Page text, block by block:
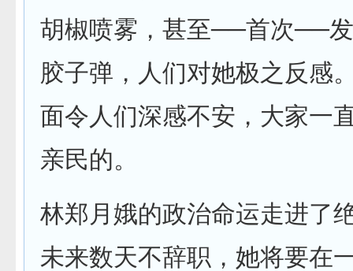
胡椒喷雾，甚至──首次──
胶子弹，人们对她极之反感
面令人们深感不安，大家一
亲民的。
林郑月娥的政治命运走进了
未来数天不辞职，她将要在